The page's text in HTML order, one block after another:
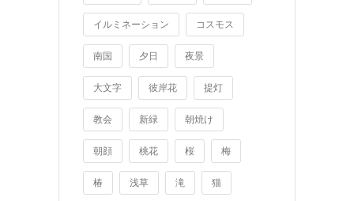
イルミネーション コスモス
南国 夕日 夜景
大文字 彼岸花 提灯
教会 新緑 朝焼け
朝顔 桃花 桜 梅
椿 浅草 滝 猫